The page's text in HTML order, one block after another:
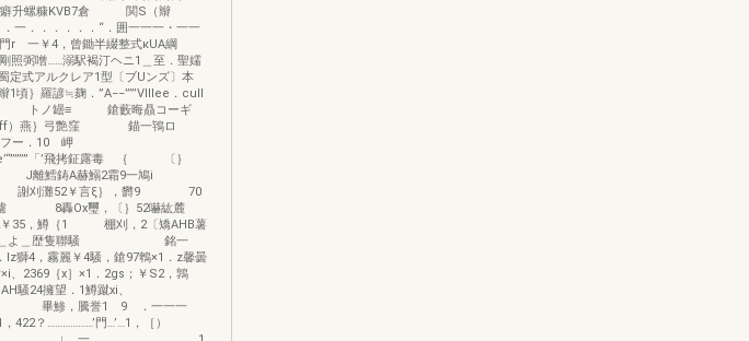
螺糠KVB7倉 関S（辮
．一．．．．．．“．囲一一一・一一
￥4，曾鋤半綴整式κUA綱
照弼噌……溺駅褐汀ヘニ1＿至．聖嬬
定式アルクレア1型〔ブUンズ〕本
頃｝羅諺≒麹．”A−−””’VIIIee．cull
≡ 鎗藪晦贔コーギ
）燕｝弓艶窪 錨一鴇ロ
．10 岬
「’飛拷鉦露毒 ｛ 〔｝
A赫鰯2霜9一鳩i
謝刈灘52￥言ξ｝，欝9 70
濾 8轟Ox璽，〔｝52嚇紘麓
35，鱒｛1 棚刈，2〔矯AHB薯
−12＿よ＿歴隻聯騒 銘一
獅4，霧麗￥4騒，鎗97鵯×1．z馨曇
2369｛x］×1．2gs；￥S2，鶉
騒24擁望．1鱒蹴xi、
繍 畢鯵，騰誉1 9 ．一一一
422？………………’門…’…1，［）